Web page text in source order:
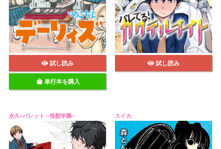
試し読み
単行本を購入
試し読み
永久×バレット ─怪獣学園─ スイカ